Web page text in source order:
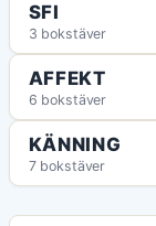
SFI
3 bokstäver
AFFEKT
6 bokstäver
KÄNNING
7 bokstäver